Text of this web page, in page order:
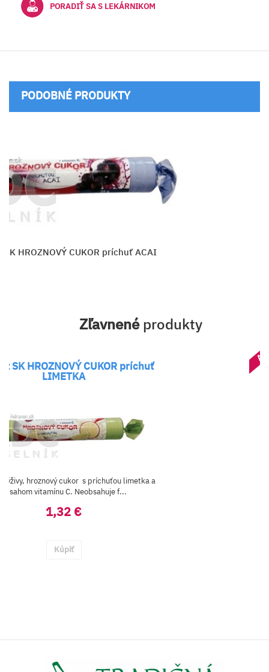
PORADIŤ SA S LEKÁRNIKOM
PODOBNÉ PRODUKTY
SK HROZNOVÝ CUKOR príchuť ACAI
Zľavnenéprodukty
z SK HROZNOVÝ CUKOR príchuť
LIMETKA
výživy, hroznový cukor s príchuťou limetka a
obsahom vitamínu C. Neobsahuje f...
1,32 €
Kúpiť